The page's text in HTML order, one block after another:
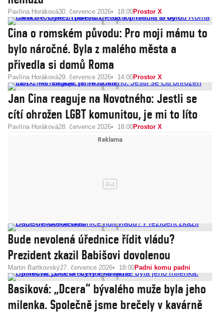
Pavlína Horáková30. července 2026 18:00Prostor X
Cina o romském původu: Pro moji mámu to
bylo náročné. Byla z malého města a
přivedla si domů Roma
Pavlína Horáková29. července 2026 14:00Prostor X
Jan Cina reaguje na Novotného: Jestli se
cítí ohrožen LGBT komunitou, je mi to líto
Pavlína Horáková28. července 2026 18:00Prostor X
Bude nevolená úřednice řídit vládu?
Prezident zkazil Babišovi dovolenou
Martin Bartkovský27. července 2026 18:00Padni komu padni
Basiková: „Dcera“ bývalého muže byla jeho
milenka. Společně jsme brečely v kavárně